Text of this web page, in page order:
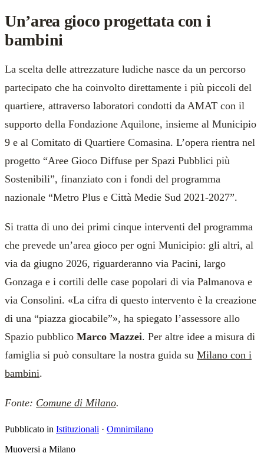
Un’area gioco progettata con i
bambini
La scelta delle attrezzature ludiche nasce da un percorso
partecipato che ha coinvolto direttamente i più piccoli del
quartiere, attraverso laboratori condotti da AMAT con il
supporto della Fondazione Aquilone, insieme al Municipio
9 e al Comitato di Quartiere Comasina. L’opera rientra nel
progetto “Aree Gioco Diffuse per Spazi Pubblici più
Sostenibili”, finanziato con i fondi del programma
nazionale “Metro Plus e Città Medie Sud 2021-2027”.
Si tratta di uno dei primi cinque interventi del programma
che prevede un’area gioco per ogni Municipio: gli altri, al
via da giugno 2026, riguarderanno via Pacini, largo
Gonzaga e i cortili delle case popolari di via Palmanova e
via Consolini. «La cifra di questo intervento è la creazione
di una “piazza giocabile”», ha spiegato l’assessore allo
Spazio pubblico Marco Mazzei. Per altre idee a misura di
famiglia si può consultare la nostra guida su Milano con i
bambini.
Fonte: Comune di Milano.
Pubblicato in Istituzionali · Omnimilano
Muoversi a Milano